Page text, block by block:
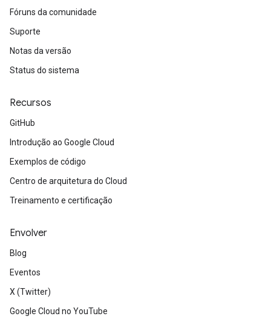
Fóruns da comunidade
Suporte
Notas da versão
Status do sistema
Recursos
GitHub
Introdução ao Google Cloud
Exemplos de código
Centro de arquitetura do Cloud
Treinamento e certificação
Envolver
Blog
Eventos
X (Twitter)
Google Cloud no YouTube